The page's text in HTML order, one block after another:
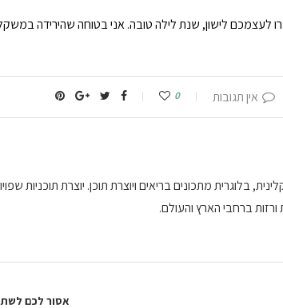
לישון, שנת לילה טובה. אני בטוחה שהירידה במשקל
אין תגובות 0
בלוגרית מתכונים בריאים ויוצרת תוכן. יוצרת תוכניות
ברחבי הארץ והעולם.
אסור לכם